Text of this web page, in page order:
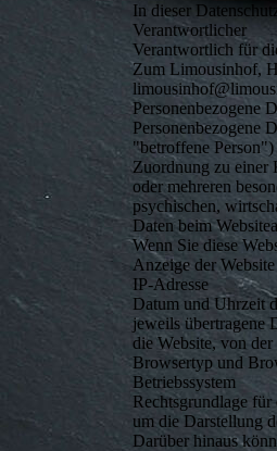
In dieser
Verantwortlicher
Verantwortlich für
Zum Limousinhof,
Personenbezogene
Personenbezogene
"betroffene
Zuordnung zu einer
oder mehreren
psychischen,
Daten beim
Wenn Sie diese
Anzeige der
IP-Adresse
Datum und Uhrzeit
jeweils übertragene
die Website, von
Browsertyp und
Betriebssystem
Rechtsgrundlage
um die Darstellung
Darüber hinaus